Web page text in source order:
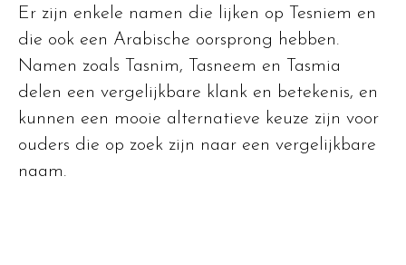
Er zijn enkele namen die lijken op Tesniem en
die ook een Arabische oorsprong hebben.
Namen zoals Tasnim, Tasneem en Tasmia
delen een vergelijkbare klank en betekenis, en
kunnen een mooie alternatieve keuze zijn voor
ouders die op zoek zijn naar een vergelijkbare
naam.